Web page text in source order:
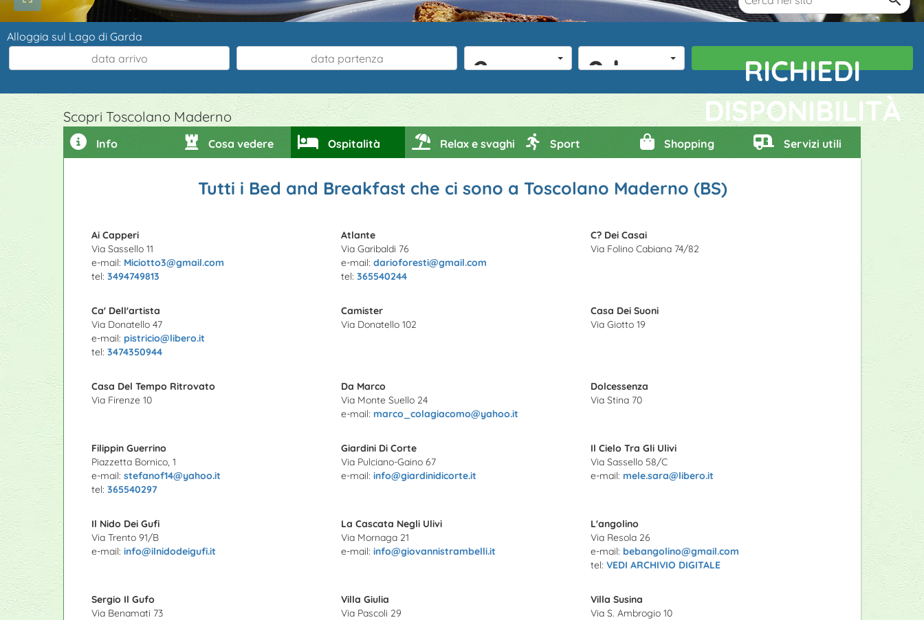
Alloggia sul Lago di Garda
2 persone0 bambini RICHIEDI
DISPONIBILITÀ
Scopri Toscolano Maderno
Info Cosa vedere Ospitalità Relax e svaghi Sport Shopping Servizi utili
Tutti i Bed and Breakfast che ci sono a Toscolano Maderno (BS)
Ai Capperi
Via Sassello 11
e-mail: Miciotto3@gmail.com
tel: 3494749813
Atlante
Via Garibaldi 76
e-mail: darioforesti@gmail.com
tel: 365540244
C? Dei Casai
Via Folino Cabiana 74/82
Ca' Dell'artista
Via Donatello 47
e-mail: pistricio@libero.it
tel: 3474350944
Camister
Via Donatello 102
Casa Dei Suoni
Via Giotto 19
Casa Del Tempo Ritrovato
Via Firenze 10
Da Marco
Via Monte Suello 24
e-mail: marco_colagiacomo@yahoo.it
Dolcessenza
Via Stina 70
Filippin Guerrino
Piazzetta Bornico, 1
e-mail: stefanof14@yahoo.it
tel: 365540297
Giardini Di Corte
Via Pulciano-Gaino 67
e-mail: info@giardinidicorte.it
Il Cielo Tra Gli Ulivi
Via Sassello 58/C
e-mail: mele.sara@libero.it
Il Nido Dei Gufi
Via Trento 91/B
e-mail: info@ilnidodeigufi.it
La Cascata Negli Ulivi
Via Mornaga 21
e-mail: info@giovannistrambelli.it
L'angolino
Via Resola 26
e-mail: bebangolino@gmail.com
tel: VEDI ARCHIVIO DIGITALE
Sergio Il Gufo
Via Benamati 73
Villa Giulia
Via Pascoli 29
Villa Susina
Via S. Ambrogio 10